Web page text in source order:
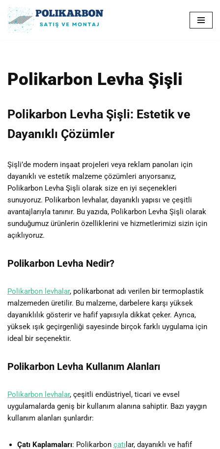
İçeriğe
Polikarbon Levha Şişli
Polikarbon Levha Şişli: Estetik ve
Dayanıklı Çözümler
Şişli’de modern inşaat projeleri veya reklam panoları için
dayanıklı ve estetik malzeme çözümleri arıyorsanız,
Polikarbon Levha Şişli olarak size en iyi seçenekleri
sunuyoruz. Polikarbon levhalar, dayanıklı yapısı ve çeşitli
avantajlarıyla tanınır. Bu yazıda, Polikarbon Levha Şişli olarak
sunduğumuz ürünlerin özelliklerini ve hizmetlerimizi sizin için
açıklıyoruz.
Polikarbon Levha Nedir?
Polikarbon levhalar, polikarbonat adı verilen bir termoplastik
malzemeden üretilir. Bu malzeme, darbelere karşı yüksek
dayanıklılık gösterir ve hafif yapısıyla dikkat çeker. Ayrıca,
yüksek ışık geçirgenliği sayesinde birçok farklı uygulama için
ideal bir seçenektir.
Polikarbon Levha Kullanım Alanları
Polikarbon levhalar, çeşitli endüstriyel, ticari ve evsel
uygulamalarda geniş bir kullanım alanına sahiptir. Bazı yaygın
kullanım alanları şunlardır:
Çatı Kaplamaları: Polikarbon çatı lar, dayanıklı ve hafif